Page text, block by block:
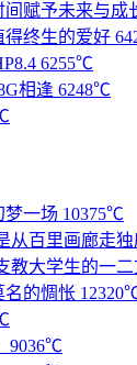
赋予未来与成
得终生的爱好
6255℃
相逢 6248℃
梦一场 10375℃
从百里画廊走
教大学生的一二
名的惆怅
9036℃